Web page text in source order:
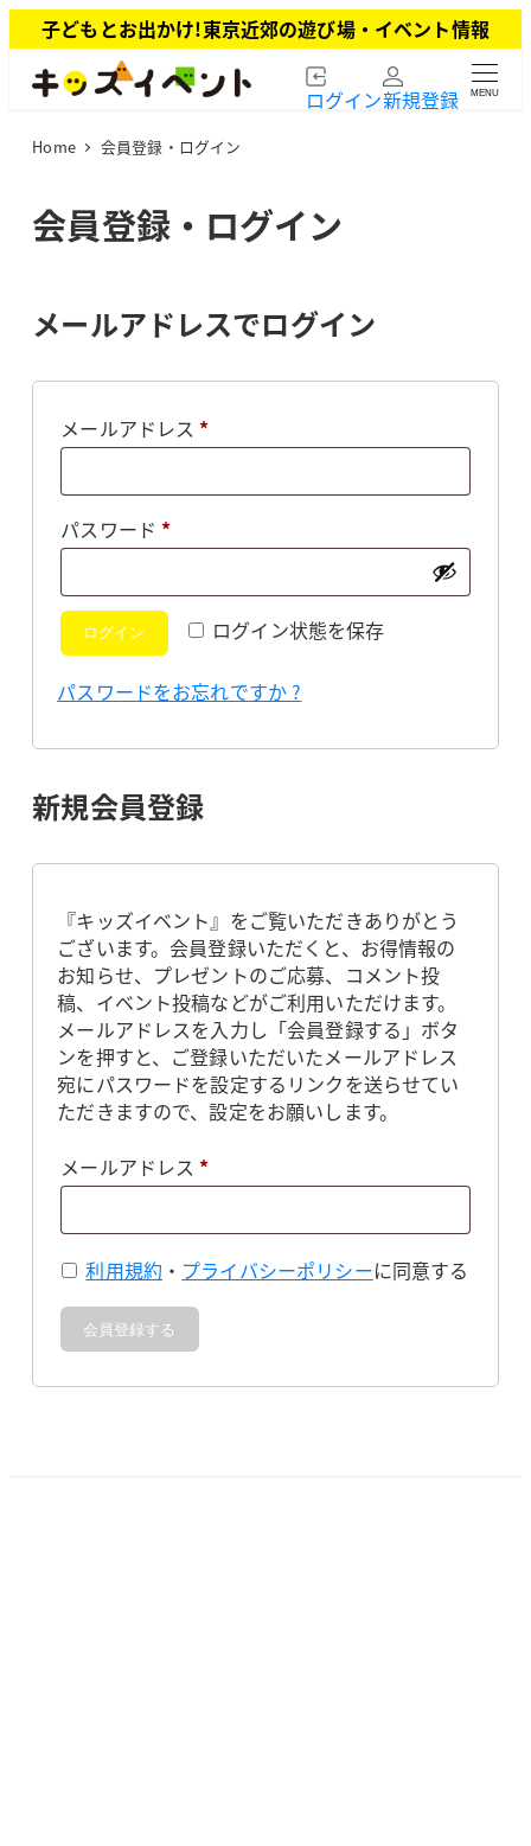
イ
子どもとお出かけ!東京近郊の遊び場・イベント情報
ログイン新規登録 MENU
Home 会員登録・ログイン
会員登録・ログイン
メールアドレスでログイン
メールアドレス *必
パスワード *必
ログイン状態を保存
ログイン
パスワードをお忘れですか ?
新規会員登録
『キッズイベント』をご覧いただきありがとう
ございます。会員登録いただくと、お得情報の
お知らせ、プレゼントのご応募、コメント投
稿、イベント投稿などがご利用いただけます。
メールアドレスを入力し「会員登録する」ボタ
ンを押すと、ご登録いただいたメールアドレス
宛にパスワードを設定するリンクを送らせてい
ただきますので、設定をお願いします。
メールアドレス *必
利用規約 ・ プライバシーポリシーに同意する
会員登録する